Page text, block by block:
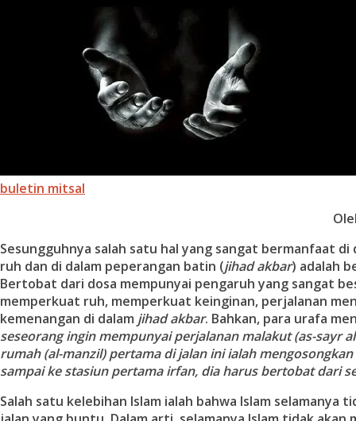
buletin mitsal
Sesungguhnya salah satu hal yang sangat bermanfaat
ruh dan di dalam peperangan batin (jihad akbar) adalah
Bertobat dari dosa mempunyai pengaruh yang sangat
memperkuat ruh, memperkuat keinginan, perjalanan
kemenangan di dalam jihad akbar. Bahkan, para urafa
seseorang ingin mempunyai perjalanan malakut (as-sayr
rumah (al-manzil) pertama di jalan ini ialah
sampai ke stasiun pertama irfan, dia harus bertobat dari
Salah satu kelebihan Islam ialah bahwa Islam selamanya